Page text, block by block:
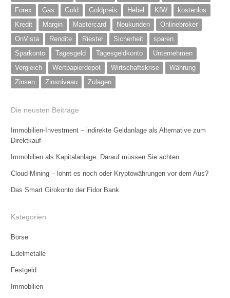
Forex
Gas Gold Goldpreis Hebel KfW
kostenlos
Kredit
Margin Mastercard Neukunden
Onlinebroker
OnVista
Rendite Riester Sicherheit
sparen
Sparkonto
Tagesgeld Tagesgeldkonto
Unternehmen
Vergleich
Wertpapierdepot Wirtschaftskrise
Währung
Zinsen
Zinsniveau Zulagen
Die neusten Beiträge
Immobilien-Investment – indirekte Geldanlage als Alternative zum
Direktkauf
Immobilien als Kapitalanlage: Darauf müssen Sie achten
Cloud-Mining – lohnt es noch oder Kryptowährungen vor dem Aus?
Das Smart Girokonto der Fidor Bank
Kategorien
Börse
Edelmetalle
Festgeld
Immobilien